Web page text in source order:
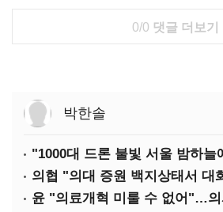
0/0 댓글 더보기
박한솔
"1000대 드론 불빛 서울 밤하늘